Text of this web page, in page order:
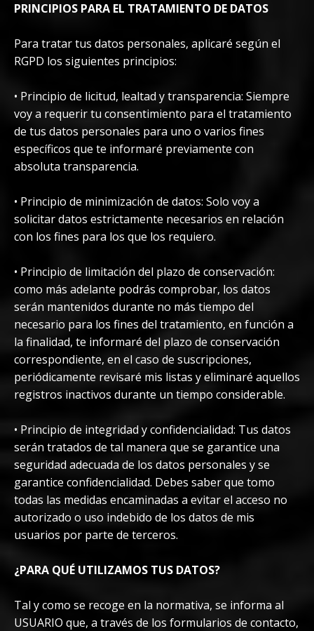
PRINCIPIOS PARA EL TRATAMIENTO DE DATOS
Para tratar tus datos personales, aplicaré según el
RGPD los siguientes principios:
• Principio de licitud, lealtad y transparencia: Siempre
voy a requerir tu consentimiento para el tratamiento
de tus datos personales para uno o varios fines
específicos que te informaré previamente con
absoluta transparencia.
• Principio de minimización de datos: Solo voy a
solicitar datos estrictamente necesarios en relación
con los fines para los que los requiero.
• Principio de limitación del plazo de conservación:
como más adelante podrás comprobar, los datos
serán mantenidos durante no más tiempo del
necesario para los fines del tratamiento, en función a
la finalidad, te informaré del plazo de conservación
correspondiente, en el caso de suscripciones,
periódicamente revisaré mis listas y eliminaré aquellos
registros inactivos durante un tiempo considerable.
• Principio de integridad y confidencialidad: Tus datos
serán tratados de tal manera que se garantice una
seguridad adecuada de los datos personales y se
garantice confidencialidad. Debes saber que tomo
todas las medidas encaminadas a evitar el acceso no
autorizado o uso indebido de los datos de mis
usuarios por parte de terceros.
¿PARA QUÉ UTILIZAMOS TUS DATOS?
Tal y como se recoge en la normativa, se informa al
USUARIO que, a través de los formularios de contacto,